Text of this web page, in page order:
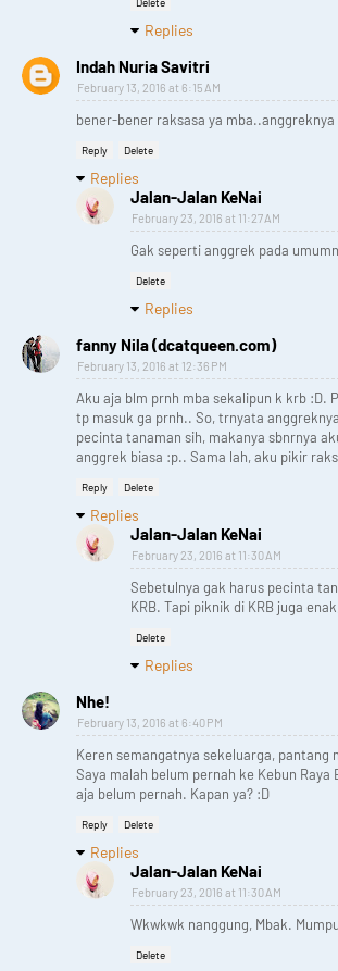
Replies
Indah Nuria Savitri
February 13, 2016 at 6:15 AM
bener-bener raksasa ya mba..anggreknya
Reply Delete
Replies
Jalan-Jalan KeNai
February 23, 2016 at 11:27 AM
Gak seperti anggrek pada
Delete
Replies
fanny Nila (dcatqueen.com)
February 13, 2016 at 12:36 PM
Aku aja blm prnh mba sekalipun k krb :D.
tp masuk ga prnh.. So, trnyata
pecinta tanaman sih, makanya sbnrnya
anggrek biasa :p.. Sama lah, aku pikir
Reply Delete
Replies
Jalan-Jalan KeNai
February 23, 2016 at 11:30 AM
Sebetulnya gak harus pecinta
KRB. Tapi piknik di KRB juga
Delete
Replies
Nhe!
February 13, 2016 at 6:40 PM
Keren semangatnya sekeluarga, pantang
Saya malah belum pernah ke Kebun Raya
aja belum pernah. Kapan ya? :D
Reply Delete
Replies
Jalan-Jalan KeNai
February 23, 2016 at 11:30 AM
Wkwkwk nanggung, Mbak.
Delete